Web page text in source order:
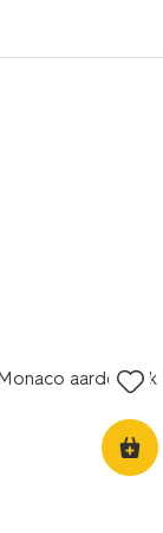
aardewerk